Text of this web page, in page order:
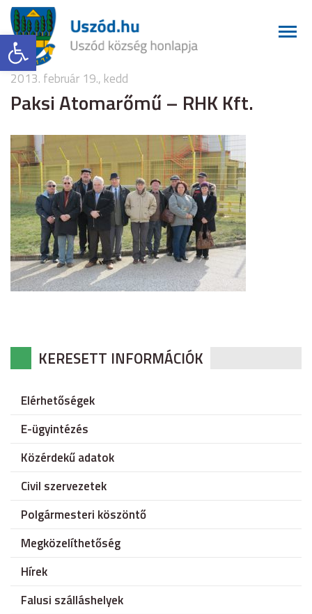
Eszköztár megnyitása
2013. február 19., kedd
Paksi Atomarőmű – RHK Kft.
KERESETT INFORMÁCIÓK
Elérhetőségek
E-ügyintézés
Közérdekű adatok
Civil szervezetek
Polgármesteri köszöntő
Megközelíthetőség
Hírek
Falusi szálláshelyek